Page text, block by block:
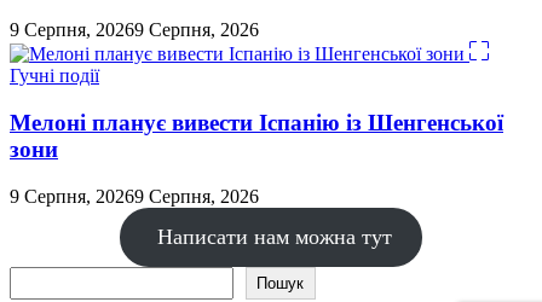
9 Серпня, 20269 Серпня, 2026
Гучні події
Мелоні планує вивести Іспанію із Шенгенської
зони
9 Серпня, 20269 Серпня, 2026
Написати нам можна тут
Пошук